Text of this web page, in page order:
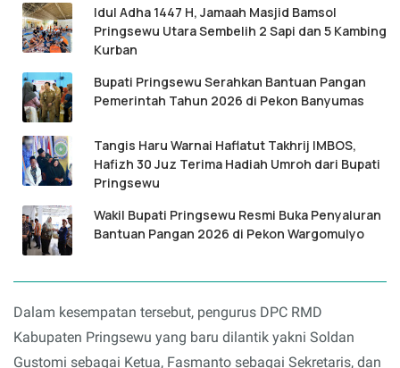
Idul Adha 1447 H, Jamaah Masjid Bamsol
Pringsewu Utara Sembelih 2 Sapi dan 5 Kambing
Kurban
Bupati Pringsewu Serahkan Bantuan Pangan
Pemerintah Tahun 2026 di Pekon Banyumas
Tangis Haru Warnai Haflatut Takhrij IMBOS,
Hafizh 30 Juz Terima Hadiah Umroh dari Bupati
Pringsewu
Wakil Bupati Pringsewu Resmi Buka Penyaluran
Bantuan Pangan 2026 di Pekon Wargomulyo
Dalam kesempatan tersebut, pengurus DPC RMD
Kabupaten Pringsewu yang baru dilantik yakni Soldan
Gustomi sebagai Ketua, Fasmanto sebagai Sekretaris, dan